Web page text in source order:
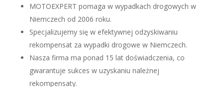
MOTOEXPERT pomaga w wypadkach drogowych w
Niemczech od 2006 roku.
Specjalizujemy się w efektywnej odzyskiwaniu
rekompensat za wypadki drogowe w Niemczech.
Nasza firma ma ponad 15 lat doświadczenia, co
gwarantuje sukces w uzyskaniu należnej
rekompensaty.